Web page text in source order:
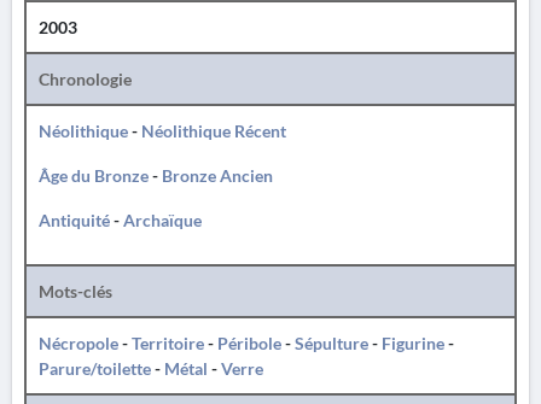
2003
Chronologie
Néolithique- Néolithique Récent
Âge du Bronze- Bronze Ancien
Antiquité-Archaïque
Mots-clés
Nécropole-Territoire- Péribole-Sépulture- Figurine-
Parure/toilette- Métal -Verre